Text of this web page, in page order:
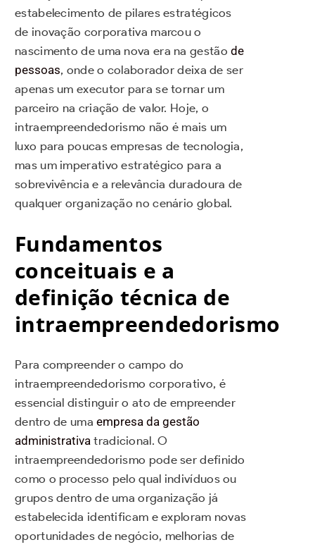
estabelecimento de pilares estratégicos
de inovação corporativa marcou o
nascimento de uma nova era na gestãode
pessoas, onde o colaborador deixa de ser
apenas um executor para se tornar um
parceiro na criação de valor. Hoje, o
intraempreendedorismo não é mais um
luxo para poucas empresas de tecnologia,
mas um imperativo estratégico para a
sobrevivência e a relevância duradoura de
qualquer organização no cenário global.
Fundamentos
conceituais e a
definição técnica de
intraempreendedorismo
Para compreender o campo do
intraempreendedorismo corporativo, é
essencial distinguir o ato de empreender
dentro de umaempresa da gestão
administrativa tradicional. O
intraempreendedorismo pode ser definido
como o processo pelo qual indivíduos ou
grupos dentro de uma organização já
estabelecida identificam e exploram novas
oportunidades de negócio, melhorias de